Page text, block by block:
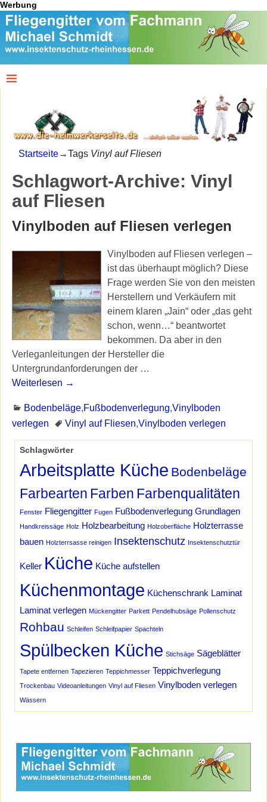
Werbung
Startseite→Tags Vinyl auf Fliesen
Schlagwort-Archive: Vinyl
auf Fliesen
Vinylboden auf Fliesen verlegen
Vinylboden auf Fliesen verlegen –
ist das überhaupt möglich? Diese
Frage werden Sie von den meisten
Herstellern und Verkäufern mit
einem klaren „Jain“ oder „das geht
schon, wenn…“ beantwortet
bekommen. Da aber in den
Verleganleitungen der Hersteller die
Untergrundanforderungen der …
Weiterlesen →
Bodenbeläge,Fußbodenverlegung,Vinylboden
verlegen
Vinyl auf Fliesen,Vinylboden verlegen
Schlagwörter
Arbeitsplatte Küche Bodenbeläge
Farbearten Farben Farbenqualitäten
Fenster Fliegengitter Fugen Fußbodenverlegung Grundlagen
Handkreissäge Holz Holzbearbeitung Holzoberfläche Holzterrasse
bauen Holzterrsasse reinigen Insektenschutz Insektenschutztür
Keller Küche Küche aufstellen
Küchenmontage Küchenschrank Laminat
Laminat verlegen Mückengitter Parkett Pendelhubsäge Pollenschutz
Rohbau Schleifen Schleifpapier Spachteln
Spülbecken Küche Stichsäge Sägeblätter
Tapete entfernen Tapezieren Teppichmesser Teppichverlegung
Trockenbau Videoanleitungen Vinyl auf Fliesen Vinylboden verlegen
Wässern